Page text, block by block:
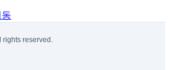
reserved.